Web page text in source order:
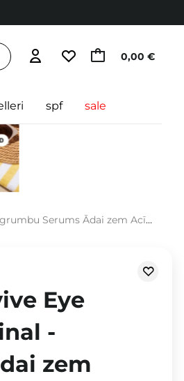
0,00 €
spf sale
Serums Ādai zem Acīm - 30ml
Eye
-
zem